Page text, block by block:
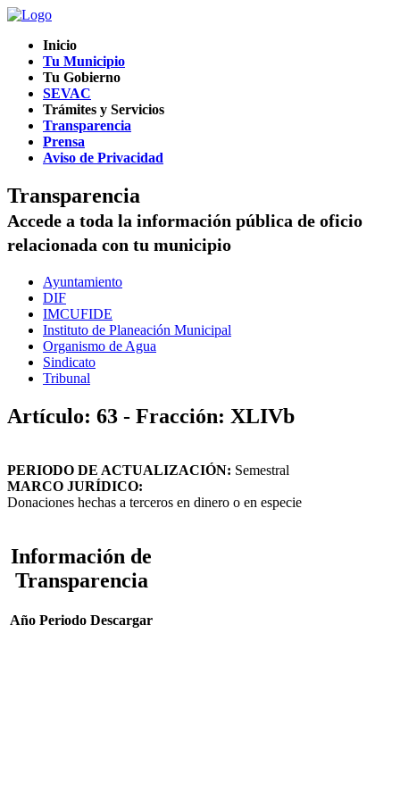
Inicio
Tu Municipio
Tu Gobierno
SEVAC
Trámites y Servicios
Transparencia
Prensa
Aviso de Privacidad
Transparencia
Accede a toda la información pública de oficio
relacionada con tu municipio
Ayuntamiento
DIF
IMCUFIDE
Instituto de Planeación Municipal
Organismo de Agua
Sindicato
Tribunal
Artículo: 63 - Fracción: XLIVb
PERIODO DE ACTUALIZACIÓN: Semestral
MARCO JURÍDICO:
Donaciones hechas a terceros en dinero o en especie
Información de
Transparencia
Año Periodo Descargar